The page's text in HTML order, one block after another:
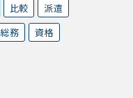
比較
派遣
総務
資格